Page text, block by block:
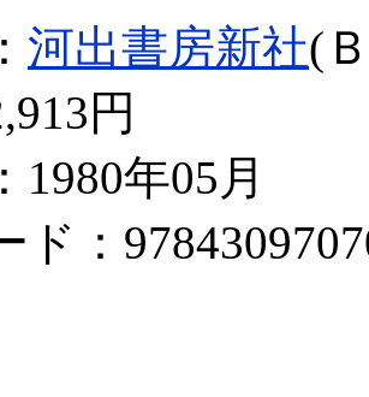
河出書房新社(
円
1980年05月
ド：